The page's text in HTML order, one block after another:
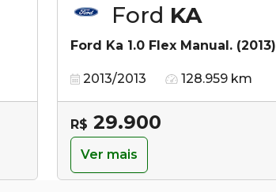
Ford KA
Ford Ka 1.0 Flex Manual. (2013)
2013/2013 128.959 km
R$ 29.900
Ver mais